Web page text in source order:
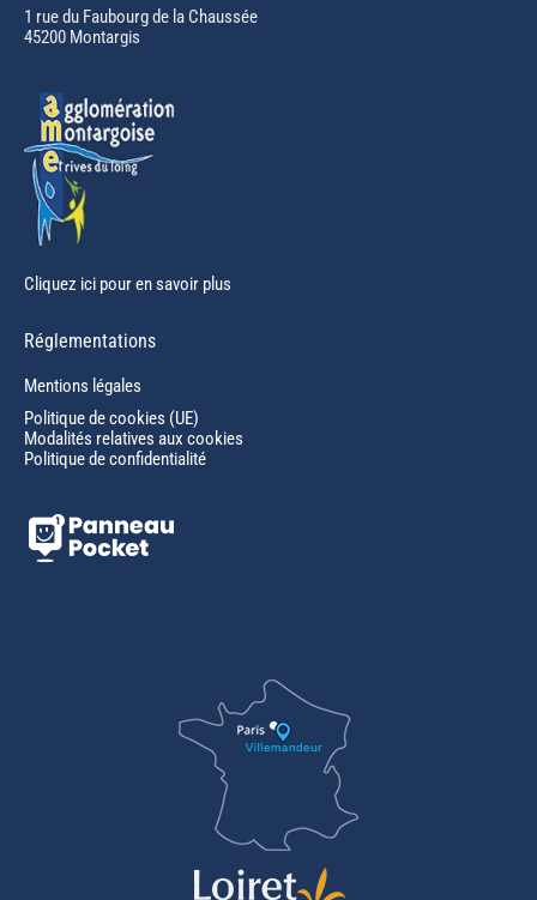
in
new
1 rue du Faubourg de la Chaussée
45200 Montargis
Cliquez ici pour en savoir plus
Réglementations
Mentions légales
Politique de cookies (UE)
Modalités relatives aux cookies
Politique de confidentialité